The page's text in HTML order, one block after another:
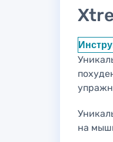
на